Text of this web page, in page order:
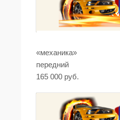
«механика»
передний
165 000 руб.